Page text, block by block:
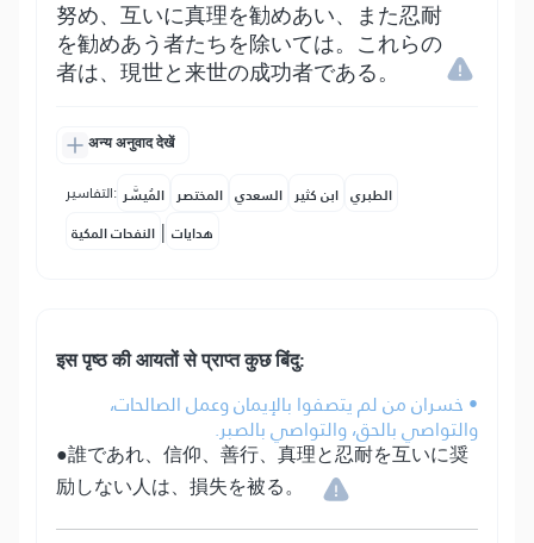
努め、互いに真理を勧めあい、また忍耐
を勧めあう者たちを除いては。これらの
者は、現世と来世の成功者である。
अन्य अनुवाद देखें
التفاسير: المُيسَّر المختصر السعدي ابن كثير الطبري
النفحات المكية | هدايات
इस पृष्ठ की आयतों से प्राप्त कुछ बिंदु:
• خسران من لم يتصفوا بالإيمان وعمل الصالحات،
والتواصي بالحق، والتواصي بالصبر.
●誰であれ、信仰、善行、真理と忍耐を互いに奨
励しない人は、損失を被る。